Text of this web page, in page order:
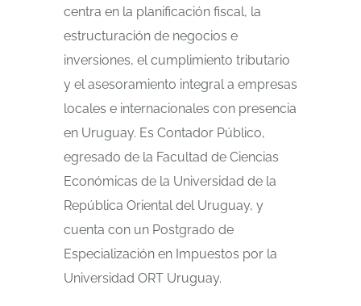
centra en la planificación fiscal, la
estructuración de negocios e
inversiones, el cumplimiento tributario
y el asesoramiento integral a empresas
locales e internacionales con presencia
en Uruguay. Es Contador Público,
egresado de la Facultad de Ciencias
Económicas de la Universidad de la
República Oriental del Uruguay, y
cuenta con un Postgrado de
Especialización en Impuestos por la
Universidad ORT Uruguay.